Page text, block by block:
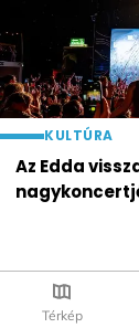
KULTÚRA
Az Edda
Térkép